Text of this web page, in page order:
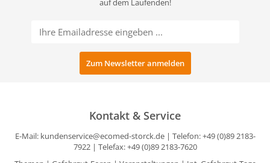
auf dem Laufenden!
Kontakt & Service
E-Mail: kundenservice@ecomed-storck.de| Telefon: +49 (0)89 2183-
7922 | Telefax: +49 (0)89 2183-7620